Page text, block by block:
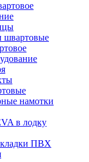
швартовые
намотки
в лодку
ПВХ